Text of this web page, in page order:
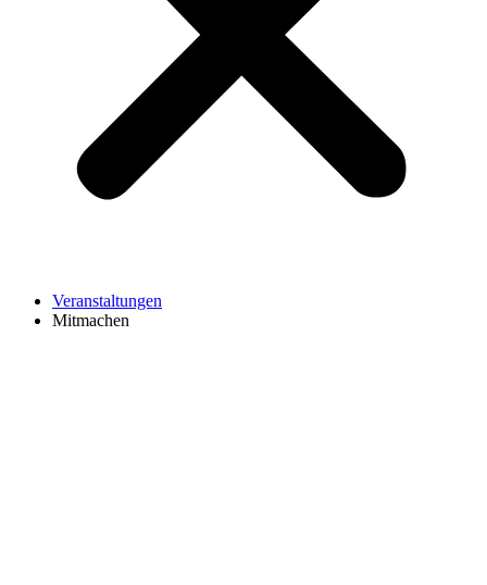
Veranstaltungen
Mitmachen